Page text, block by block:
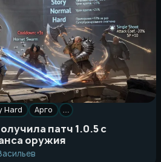
Hard Арго …
патч 1.0.5 с
оружия